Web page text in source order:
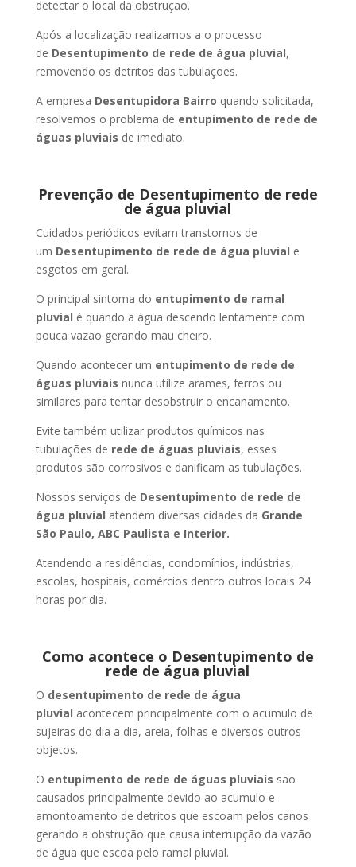
detectar o local da obstrução.
Após a localização realizamos a o processo
de Desentupimento de rede de água pluvial,
removendo os detritos das tubulações.
A empresa Desentupidora Bairro quando solicitada,
resolvemos o problema de entupimento de rede de
águas pluviais de imediato.
Prevenção de Desentupimento de rede
de água pluvial
Cuidados periódicos evitam transtornos de
um Desentupimento de rede de água pluvial e
esgotos em geral.
O principal sintoma do entupimento de ramal
pluvial é quando a água descendo lentamente com
pouca vazão gerando mau cheiro.
Quando acontecer um entupimento de rede de
águas pluviais nunca utilize arames, ferros ou
similares para tentar desobstruir o encanamento.
Evite também utilizar produtos químicos nas
tubulações de rede de águas pluviais, esses
produtos são corrosivos e danificam as tubulações.
Nossos serviços de Desentupimento de rede de
água pluvial atendem diversas cidades da Grande
São Paulo, ABC Paulista e Interior.
Atendendo a residências, condomínios, indústrias,
escolas, hospitais, comércios dentro outros locais 24
horas por dia.
Como acontece o Desentupimento de
rede de água pluvial
O desentupimento de rede de água
pluvial acontecem principalmente com o acumulo de
sujeiras do dia a dia, areia, folhas e diversos outros
objetos.
O entupimento de rede de águas pluviais são
causados principalmente devido ao acumulo e
amontoamento de detritos que escoam pelos canos
gerando a obstrução que causa interrupção da vazão
de água que escoa pelo ramal pluvial.